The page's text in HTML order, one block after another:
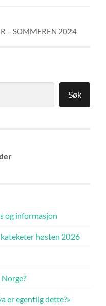
– SOMMEREN 2024
Søk
og informasjon
høsten 2026
er egentlig dette?»